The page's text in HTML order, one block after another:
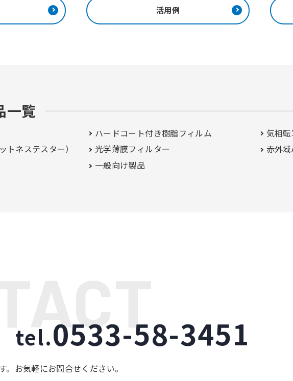
活用例
一覧
ハードコート付き樹脂フィルム
気相
トネステスター）
光学薄膜フィルター 赤外域
一般向け製品
tel.0533-58-3451
お気軽にお問合せください。